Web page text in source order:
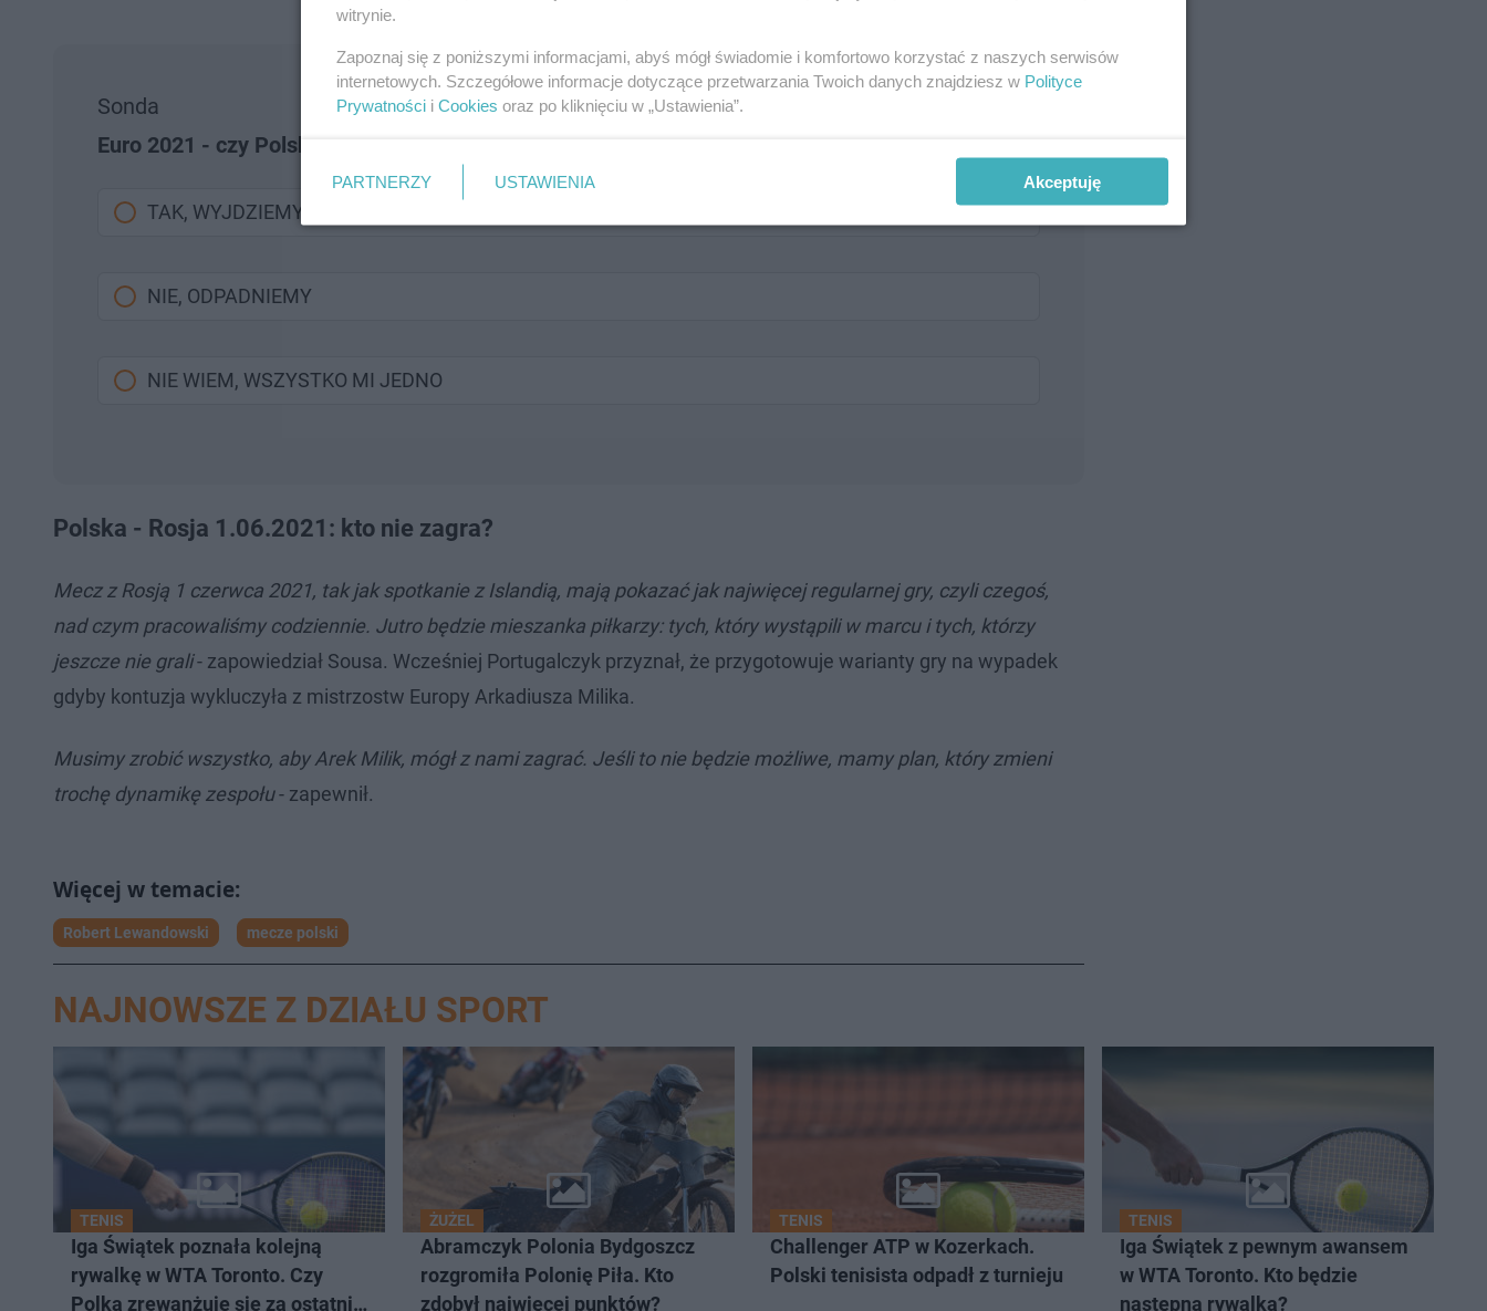
Sonda
Euro 2021 - czy Polska wyjdzie z grupy?
TAK, WYJDZIEMY
NIE, ODPADNIEMY
NIE WIEM, WSZYSTKO MI JEDNO
Polska - Rosja 1.06.2021: kto nie zagra?
Mecz z Rosją 1 czerwca 2021, tak jak spotkanie z Islandią, mają pokazać jak najwięcej regularnej gry, czyli czegoś,
nad czym pracowaliśmy codziennie. Jutro będzie mieszanka piłkarzy: tych, który wystąpili w marcu i tych, którzy
jeszcze nie grali- zapowiedział Sousa. Wcześniej Portugalczyk przyznał, że przygotowuje warianty gry na wypadek
gdyby kontuzja wykluczyła z mistrzostw Europy Arkadiusza Milika.
Musimy zrobić wszystko, aby Arek Milik, mógł z nami zagrać. Jeśli to nie będzie możliwe, mamy plan, który zmieni
trochę dynamikę zespołu- zapewnił.
Robert Lewandowski mecze polski
NAJNOWSZE Z DZIAŁU SPORT
TENIS
Iga Świątek poznała kolejną
rywalkę w WTA Toronto. Czy
Polka zrewanżuje się za ostatnią
ŻUŻEL
Abramczyk Polonia Bydgoszcz
rozgromiła Polonię Piła. Kto
zdobył najwięcej punktów?
TENIS
Challenger ATP w Kozerkach.
Polski tenisista odpadł z turnieju
TENIS
Iga Świątek z pewnym awansem
w WTA Toronto. Kto będzie
następną rywalką?
witrynie.
Zapoznaj się z poniższymi informacjami, abyś mógł świadomie i komfortowo korzystać z naszych serwisów
internetowych. Szczegółowe informacje dotyczące przetwarzania Twoich danych znajdziesz w Polityce
Prywatności i Cookies oraz po kliknięciu w „Ustawienia”.
PARTNERZY USTAWIENIA Akceptuję